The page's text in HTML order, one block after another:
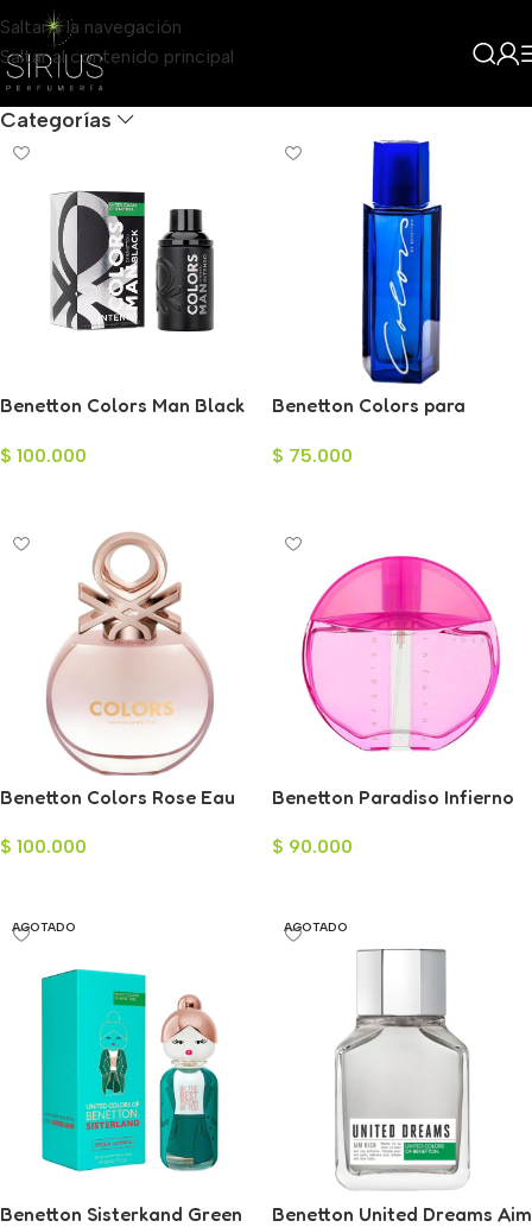
Saltar a la navegación
Saltar al contenido principal
Filters
Categorías
Benetton Colors Man Black
Hombre 100ml
$ 100.000
Benetton Colors para
$ 75.000
Benetton Colors Rose Eau
$ 100.000
Benetton Paradiso Infierno
Mujer 100ml
$ 90.000
AGOTADO
Benetton Sisterkand Green
AGOTADO
Benetton United Dreams Aim